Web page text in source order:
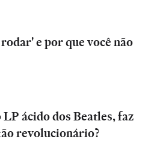
e por que você não
ácido dos Beatles, faz
revolucionário?